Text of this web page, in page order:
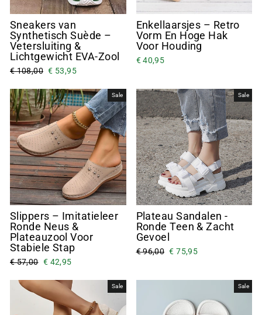
Sneakers van
Synthetisch Suède –
Vetersluiting &
Lichtgewicht EVA-Zool
€ 108,00 € 53,95
Enkellaarsjes – Retro
Vorm En Hoge Hak
Voor Houding
€ 40,95
Sale
Slippers – Imitatieleer
Ronde Neus &
Plateauzool Voor
Stabiele Stap
€ 57,00 € 42,95
Sale
Plateau Sandalen -
Ronde Teen & Zacht
Gevoel
€ 96,00 € 75,95
Sale Sale